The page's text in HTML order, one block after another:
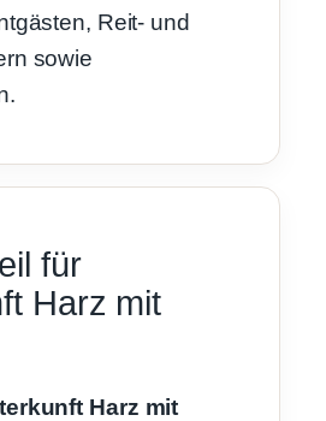
Reit- und
sowie
für
Harz mit
Harz mit